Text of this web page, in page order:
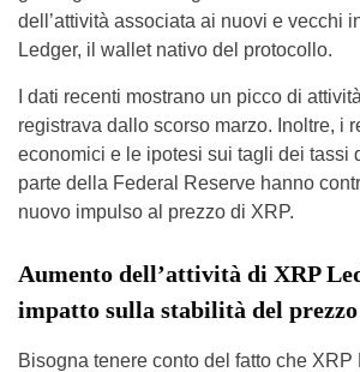
dell’attività associata ai nuovi e vecchi
Ledger, il wallet nativo del protocollo.
I dati recenti mostrano un picco di
registrava dallo scorso marzo. Inoltre, i
economici e le ipotesi sui tagli dei tassi
parte della Federal Reserve hanno
nuovo impulso al prezzo di XRP.
Aumento dell’attività di XRP
impatto sulla stabilità del
Bisogna tenere conto del fatto che XRP